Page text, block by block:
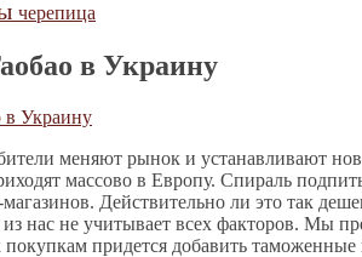
черепица
в Украину
меняют рынок и устанавливают
массово в Европу. Спираль
Действительно ли это так
из нас не учитывает всех факторов. Мы
покупкам придется добавить